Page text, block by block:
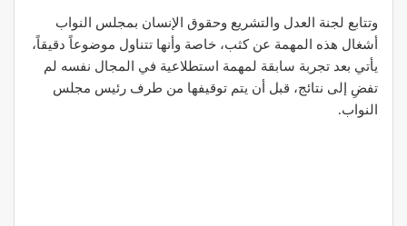
وتتابع لجنة العدل والتشريع وحقوق الإنسان بمجلس النواب
أشغال هذه المهمة عن كثب، خاصة وأنها تتناول موضوعاً دقيقاً،
يأتي بعد تجربة سابقة لمهمة استطلاعية في المجال نفسه لم
تفضِ إلى نتائج، قبل أن يتم توقيفها من طرف رئيس مجلس
النواب.